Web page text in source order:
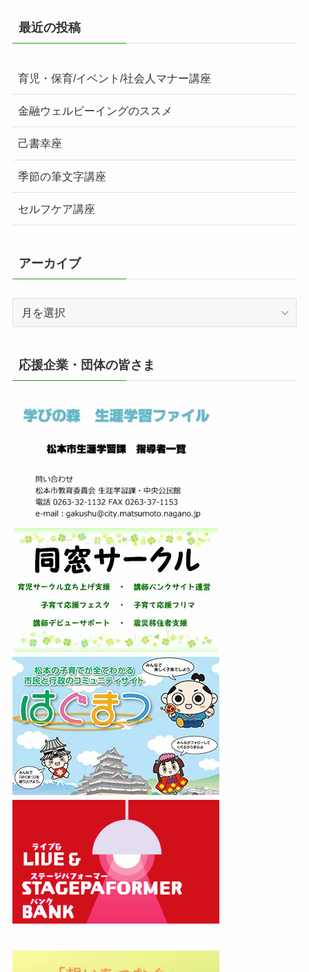
最近の投稿
育児・保育/イベント/社会人マナー講座
金融ウェルビーイングのススメ
己書幸座
季節の筆文字講座
セルフケア講座
アーカイブ
イ
ブ
応援企業・団体の皆さま